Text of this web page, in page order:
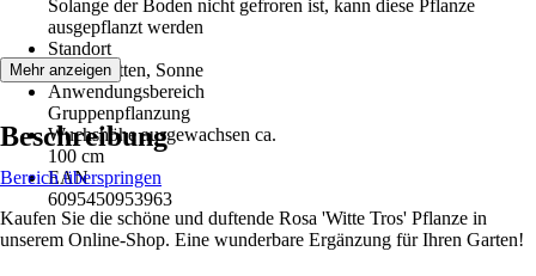
Solange der Boden nicht gefroren ist, kann diese Pflanze
ausgepflanzt werden
Standort
Halbschatten, Sonne
Anwendungsbereich
Gruppenpflanzung
Wuchshöhe ausgewachsen ca.
100 cm
EAN
6095450953963
Mehr anzeigen
Beschreibung
Bereich überspringen
Kaufen Sie die schöne und duftende Rosa 'Witte Tros' Pflanze in
unserem Online-Shop. Eine wunderbare Ergänzung für Ihren Garten!